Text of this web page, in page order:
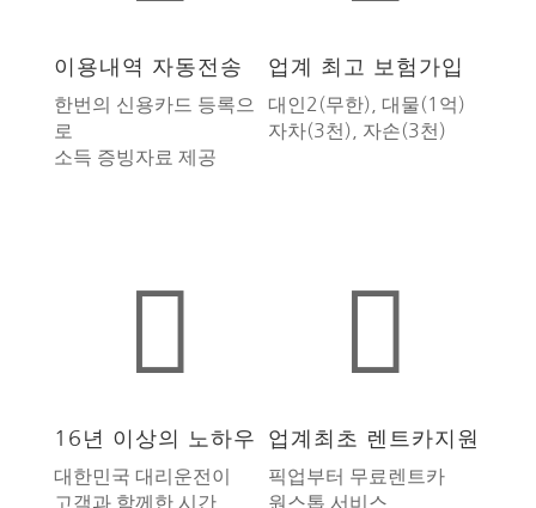
이용내역 자동전송
한번의 신용카드 등록으
로
소득 증빙자료 제공
업계 최고 보험가입
대인2(무한), 대물(1억)
자차(3천), 자손(3천)

16년 이상의 노하우
대한민국 대리운전이
고객과 함께한 시간

업계최초 렌트카지원
픽업부터 무료렌트카
원스톱 서비스